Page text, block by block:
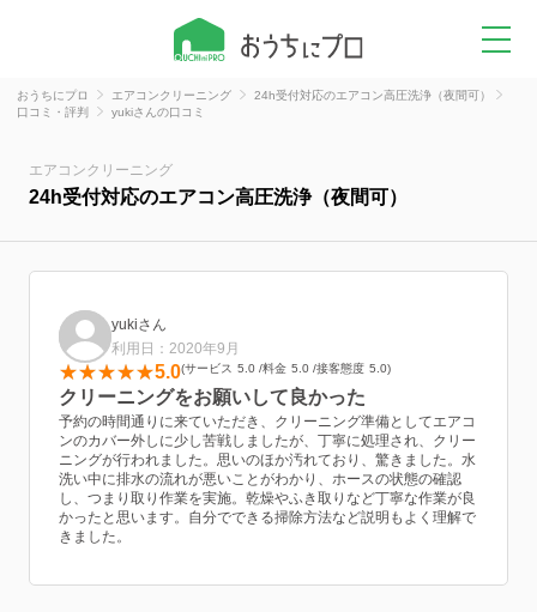
おうちにプロ エアコンクリーニング
24h受付対応のエアコン高圧洗浄（夜間可）
口コミ・評判
yukiさんの口コミ
エアコンクリーニング
24h受付対応のエアコン高圧洗浄（夜間可）
yukiさん
利用日：2020年9月
5.0 サービス 5.0 料金 5.0 接客態度 5.0
クリーニングをお願いして良かった
予約の時間通りに来ていただき、クリーニング準備としてエアコ
ンのカバー外しに少し苦戦しましたが、丁寧に処理され、クリー
ニングが行われました。思いのほか汚れており、驚きました。水
洗い中に排水の流れが悪いことがわかり、ホースの状態の確認
し、つまり取り作業を実施。乾燥やふき取りなど丁寧な作業が良
かったと思います。自分でできる掃除方法など説明もよく理解で
きました。